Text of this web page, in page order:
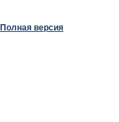
Полная версия